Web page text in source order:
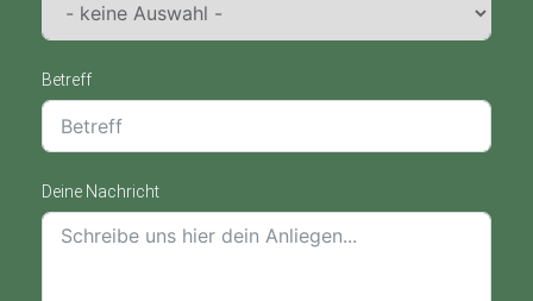
Betreff
Deine Nachricht